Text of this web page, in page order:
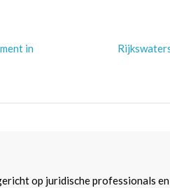
in
op juridische professionals